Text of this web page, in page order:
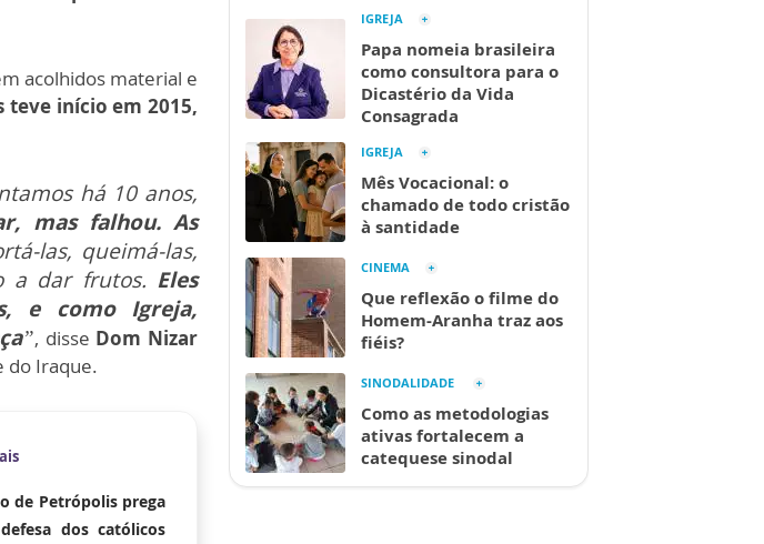
acolhidos material e
teve início em 2015,
há 10 anos,
mas falhou. As
las, queimá-las,
a dar frutos. Eles
e como Igreja,
”, disse Dom Nizar
do Iraque.
de Petrópolis prega
dos católicos
IGREJA
Papa nomeia brasileira
como consultora para o
Dicastério da Vida
Consagrada
IGREJA
Mês Vocacional: o
chamado de todo cristão
à santidade
CINEMA
Que reflexão o filme do
Homem-Aranha traz aos
fiéis?
SINODALIDADE
Como as metodologias
ativas fortalecem a
catequese sinodal